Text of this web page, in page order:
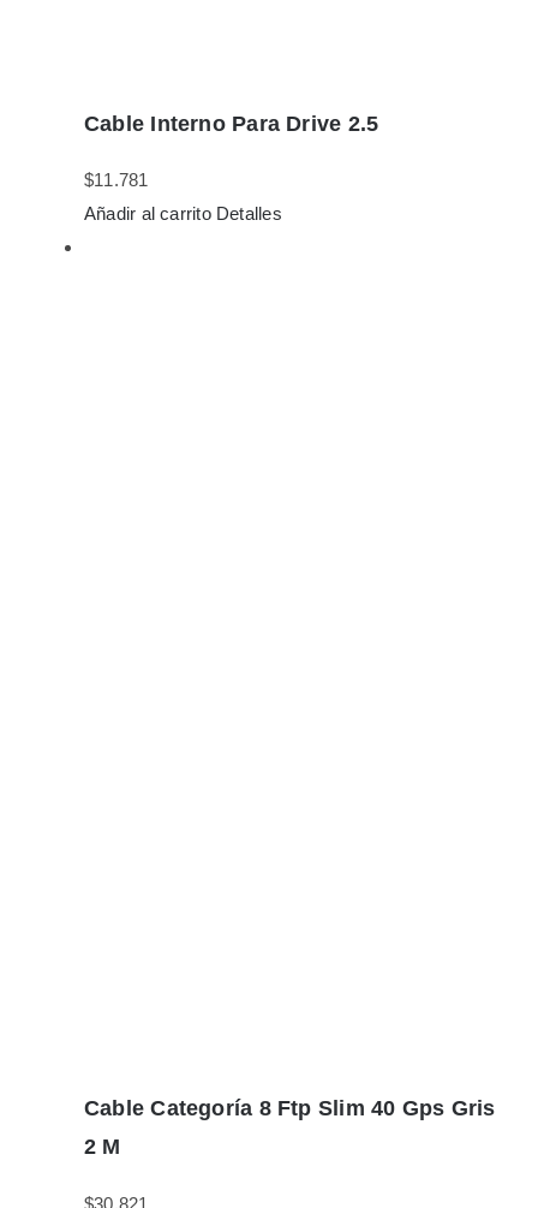
Cable Interno Para Drive 2.5
$11.781
Añadir al carrito Detalles
Cable Categoría 8 Ftp Slim 40 Gps Gris
2 M
$30.821